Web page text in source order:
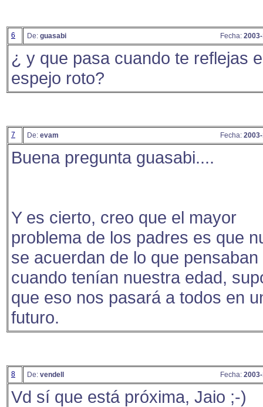
6 De: guasabi Fecha:
¿ y que pasa cuando te reflejas
espejo roto?
7 De: evam Fecha:
Buena pregunta guasabi....
Y es cierto, creo que el mayor
problema de los padres es que
se acuerdan de lo que pensaban
cuando tenían nuestra edad,
que eso nos pasará a todos en
futuro.
8 De: vendell Fecha:
Vd sí que está próxima, Jaio ;-)